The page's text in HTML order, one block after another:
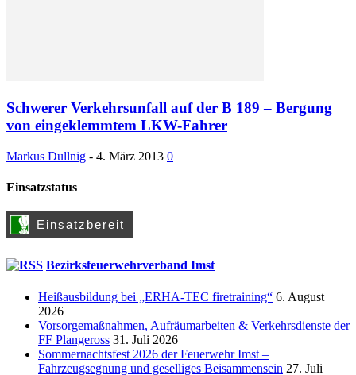
Schwerer Verkehrsunfall auf der B 189 – Bergung
von eingeklemmtem LKW-Fahrer
Markus Dullnig - 4. März 2013 0
Einsatzstatus
Bezirksfeuerwehrverband Imst
Heißausbildung bei „ERHA-TEC firetraining“ 6. August
2026
Vorsorgemaßnahmen, Aufräumarbeiten & Verkehrsdienste der
FF Plangeross 31. Juli 2026
Sommernachtsfest 2026 der Feuerwehr Imst –
Fahrzeugsegnung und geselliges Beisammensein 27. Juli